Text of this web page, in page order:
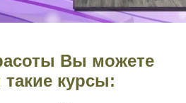
Вы можете
такие курсы: